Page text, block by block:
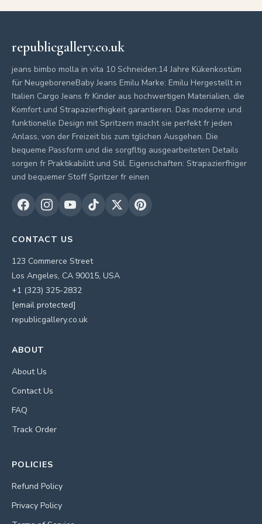
republicgallery.co.uk
jeans bimbo molla in vita 10 Schneiden:14 Jahre Kükenkostüm
für NeugeboreneBaby Jeans Emilu Marke: Emilu Hergestellt in
Italien Cargo Jeans fr Kinder aus hochwertigen Materialien, die
Komfort und Strapazierfhigkeit garantieren. Das moderne und
funktionelle Design mit Spritzern macht sie perfekt fr jeden
Anlass, von der Freizeit bis zum tglichen Ausgehen. Die
bequeme Passform und die sorgfltig ausgearbeiteten Details
sorgen fr Praktikabilitt und Stil. Eigenschaften: Strapazierfhiger
und bequemer Stoff Spritzer fr einen
CONTACT US
123 Commerce Street
Los Angeles, CA 90015, USA
+1 (323) 325-2832
[email protected]
republicgallery.co.uk
ABOUT
About Us
Contact Us
FAQ
Track Order
POLICIES
Refund Policy
Privacy Policy